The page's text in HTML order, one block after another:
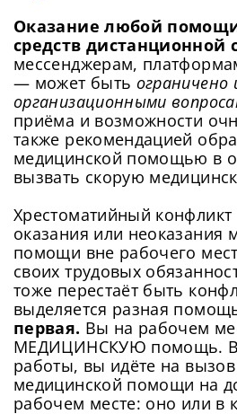
Оказание любой
средств дистанционной
мессенджерам,
— может быть ограничено
организационными
приёма и возможности
также рекомендацией
медицинской помощью в
вызвать скорую
Хрестоматийный
оказания или неоказания
помощи вне рабочего
своих трудовых
тоже перестаёт быть
выделяется разная
первая. Вы на рабочем
МЕДИЦИНСКУЮ помощь.
работы, вы идёте на
медицинской помощи на
рабочем месте: оно или в